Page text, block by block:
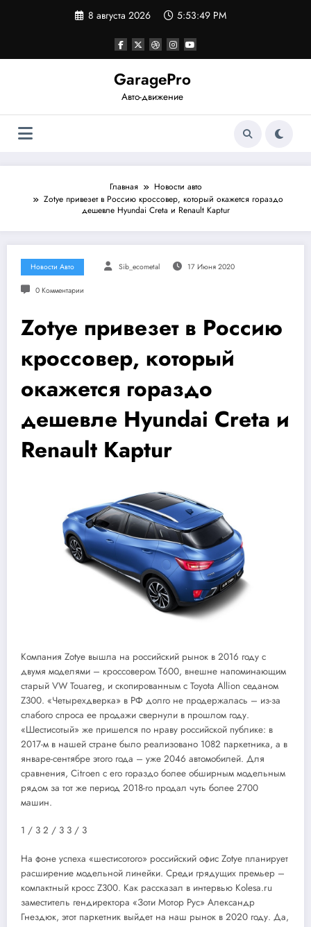
8 августа 2026 5:53:49 PM
GaragePro
Авто-движение
Главная
Новости авто
Zotye привезет в Россию кроссовер, который окажется гораздо
дешевле Hyundai Creta и Renault Kaptur
Новости Авто Sib_ecometal 17 Июня 2020
0 Комментарии
Zotye привезет в Россию
кроссовер, который
окажется гораздо
дешевле Hyundai Creta и
Renault Kaptur
Компания Zotye вышла на российский рынок в 2016 году с
двумя моделями – кроссовером T600, внешне напоминающим
старый VW Touareg, и скопированным с Toyota Allion седаном
Z300. «Четырехдверка» в РФ долго не продержалась – из-за
слабого спроса ее продажи свернули в прошлом году.
«Шестисотый» же пришелся по нраву российской публике: в
2017-м в нашей стране было реализовано 1082 паркетника, а в
январе-сентябре этого года – уже 2046 автомобилей. Для
сравнения, Citroen с его гораздо более обширным модельным
рядом за тот же период 2018-го продал чуть более 2700
машин.
1 / 3 2 / 3 3 / 3
На фоне успеха «шестисотого» российский офис Zotye планирует
расширение модельной линейки. Среди грядущих премьер –
компактный кросс Z300. Как рассказал в интервью Kolesa.ru
заместитель гендиректора «Зоти Мотор Рус» Александр
Гнездюк, этот паркетник выйдет на наш рынок в 2020 году. Да,